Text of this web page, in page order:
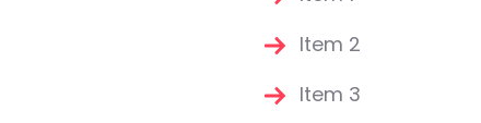
Item 2
Item 3